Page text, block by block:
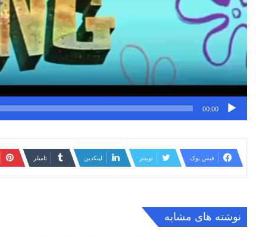
00:00
فیس بوک توییتر لینکدین ‫تامبلر
نوشته های مشابه